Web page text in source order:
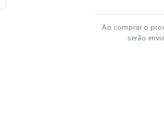
Ao comprar o
serão